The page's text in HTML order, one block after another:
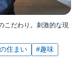
こだわり。刺激的な現
住まい
#趣味